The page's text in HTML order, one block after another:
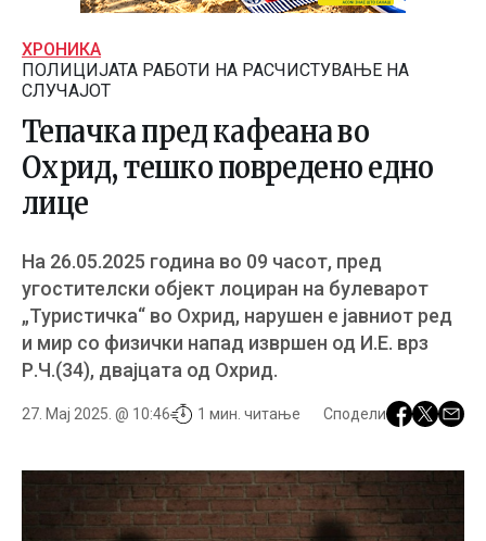
ХРОНИКА
ПОЛИЦИЈАТА РАБОТИ НА РАСЧИСТУВАЊЕ НА
СЛУЧАЈОТ
Тепачка пред кафеана во
Охрид, тешко повредено едно
лице
На 26.05.2025 година во 09 часот, пред
угостителски објект лоциран на булеварот
„Туристичка“ во Охрид, нарушен е јавниот ред
и мир со физички напад извршен од И.Е. врз
Р.Ч.(34), двајцата од Охрид.
27. Мај 2025. @ 10:46 1 мин. читање Сподели